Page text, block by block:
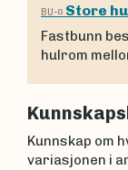
BU-¤ Store
Fastbunn
hulrom
Kunnskap om
variasjonen i